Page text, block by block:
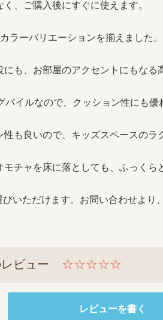
、ご購入後にすぐに使えます。
ラーバリエーションを揃えました。
にも、お部屋のアクセントにもなる
パイルなので、クッション性にも優
性も良いので、キッズスペースのラ
モチャを床に落としても、ふっくら
いただけます。お問い合わせより
ビュー ☆☆☆☆☆
レビューを書く